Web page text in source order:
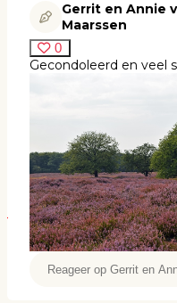
Gerrit en Annie
Maarssen
0
Gecondoleerd en veel